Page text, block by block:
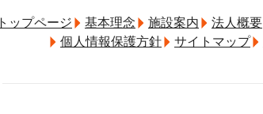
トップページ 基本理念 施設案内 法人概要
個人情報保護方針
サイトマップ